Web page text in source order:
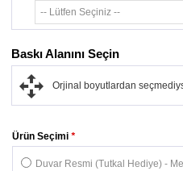
*
Ürün Seçimi
Duvar Resmi (Tutkal Hediye) -
Baskı Alanını Seçin
Orjinal boyutlardan